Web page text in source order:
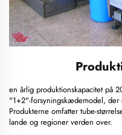
en årlig produktionskapacitet på
"1+2"-forsyningskædemodel, der
Produkterne omfatter tube-
lande og regioner verden over.